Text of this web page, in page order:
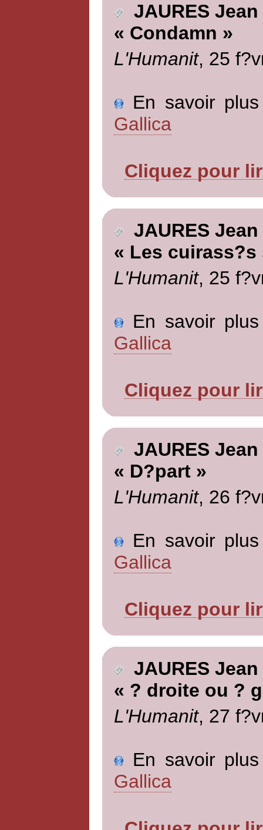
JAURES Jean
« Condamn »
L'Humanit, 25
En savoir
Gallica
Cliquez pour
JAURES Jean
« Les
L'Humanit, 25
En savoir
Gallica
Cliquez pour
JAURES Jean
« D?part »
L'Humanit, 26
En savoir
Gallica
Cliquez pour
JAURES Jean
« ? droite ou ?
L'Humanit, 27
En savoir
Gallica